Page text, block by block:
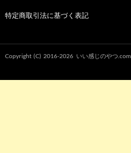
特定商取引法に基づく表記
Copyright (C) 2016-2026 いい感じのやつ.com